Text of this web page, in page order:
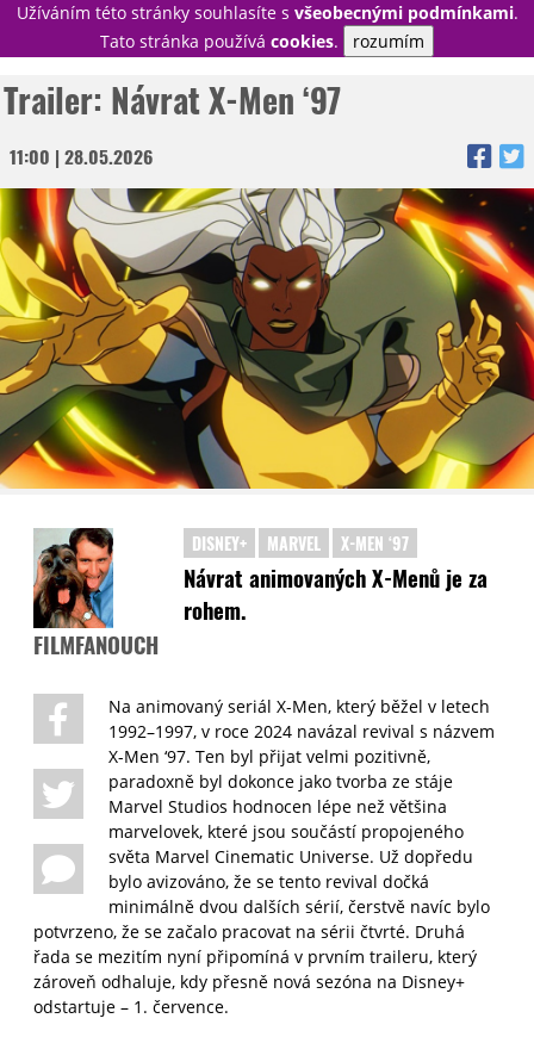
Užíváním této stránky souhlasíte s všeobecnými podmínkami.
Tato stránka používá cookies. rozumím
PŘIHLÁSIT
NOVINKY
TÉMATA
RECENZE
EPIZODY
KULT
TRAILERY
GALERIE
DISKUZE
STATISTIKY
TIRÁŽ
Trailer: Návrat X-Men ‘97
11:00 | 28.05.2026
FILMFANOUCH
DISNEY+ MARVEL X-MEN ‘97
Návrat animovaných X-Menů je za
rohem.
Na animovaný seriál X-Men, který běžel v letech
1992–1997, v roce 2024 navázal revival s názvem
X-Men ‘97. Ten byl přijat velmi pozitivně,
paradoxně byl dokonce jako tvorba ze stáje
Marvel Studios hodnocen lépe než většina
marvelovek, které jsou součástí propojeného
světa Marvel Cinematic Universe. Už dopředu
bylo avizováno, že se tento revival dočká
minimálně dvou dalších sérií, čerstvě navíc bylo
potvrzeno, že se začalo pracovat na sérii čtvrté. Druhá
řada se mezitím nyní připomíná v prvním traileru, který
zároveň odhaluje, kdy přesně nová sezóna na Disney+
odstartuje – 1. července.